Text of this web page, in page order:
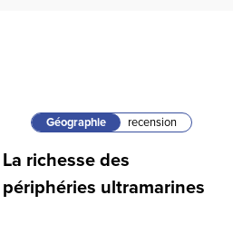
Géographie recension
La richesse des
périphéries ultramarines